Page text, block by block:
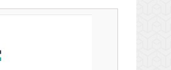
Promet u prekidu